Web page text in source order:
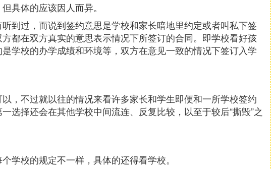
具体的应该因人而异。
到过，而说到签约意思是学校和家长暗地里约定或者叫私下签
都在双方真实的意思表示情况下所签订的合同。即学校看好孩
学校的办学成绩和环境等，双方在意见一致的情况下签订入学
，不过就以往的情况来看许多家长和学生即便和一所学校签约
选择还会在其他学校中间流连、反复比较，以至于较后“撕毁”之
学校的规定不一样，具体的还得看学校。